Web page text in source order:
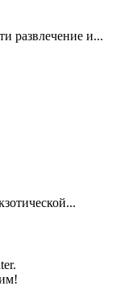
развлечение и...